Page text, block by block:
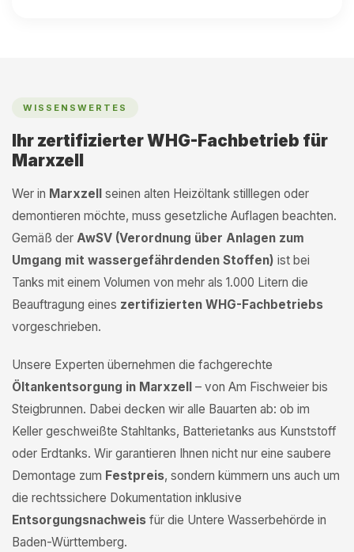
WISSENSWERTES
Ihr zertifizierter WHG-Fachbetrieb für
Marxzell
Wer in Marxzell seinen alten Heizöltank stilllegen oder
demontieren möchte, muss gesetzliche Auflagen beachten.
Gemäß der AwSV (Verordnung über Anlagen zum
Umgang mit wassergefährdenden Stoffen) ist bei
Tanks mit einem Volumen von mehr als 1.000 Litern die
Beauftragung eines zertifizierten WHG-Fachbetriebs
vorgeschrieben.
Unsere Experten übernehmen die fachgerechte
Öltankentsorgung in Marxzell – von Am Fischweier bis
Steigbrunnen. Dabei decken wir alle Bauarten ab: ob im
Keller geschweißte Stahltanks, Batterietanks aus Kunststoff
oder Erdtanks. Wir garantieren Ihnen nicht nur eine saubere
Demontage zum Festpreis, sondern kümmern uns auch um
die rechtssichere Dokumentation inklusive
Entsorgungsnachweis für die Untere Wasserbehörde in
Baden-Württemberg.